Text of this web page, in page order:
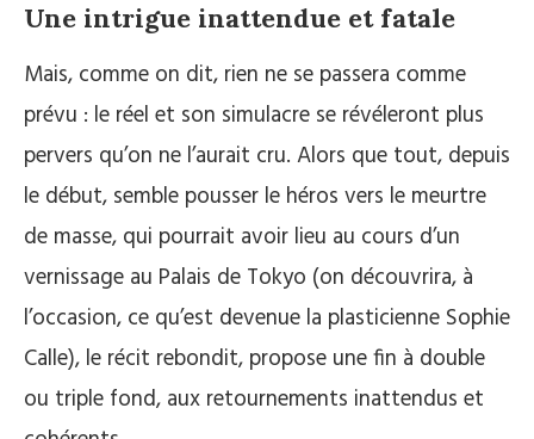
Une intrigue inattendue et fatale
Mais, comme on dit, rien ne se passera comme
prévu : le réel et son simulacre se révéleront plus
pervers qu’on ne l’aurait cru. Alors que tout, depuis
le début, semble pousser le héros vers le meurtre
de masse, qui pourrait avoir lieu au cours d’un
vernissage au Palais de Tokyo (on découvrira, à
l’occasion, ce qu’est devenue la plasticienne Sophie
Calle), le récit rebondit, propose une fin à double
ou triple fond, aux retournements inattendus et